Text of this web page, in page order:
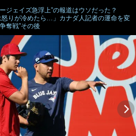
ジェイズ急浮上”の報道はウソだった？
怒りが冷めたら…」カナダ人記者の運命を変
奪戦”その後